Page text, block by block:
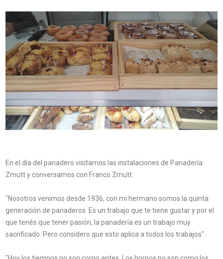
En el día del panadero visitamos las instalaciones de Panadería
Zmutt y conversamos con Franco Zmutt.
"Nosotros venimos desde 1936, con mi hermano somos la quinta
generación de panaderos. Es un trabajo que te tiene gustar y por el
que tenés que tener pasión, la panadería es un trabajo muy
sacrificado. Pero considero que esto aplica a todos los trabajos".